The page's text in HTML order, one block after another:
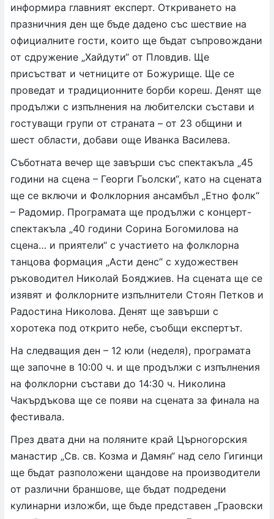
информира главният експерт. Откриването на
празничния ден ще бъде дадено със шествие на
официалните гости, които ще бъдат съпровождани
от сдружение „Хайдути“ от Пловдив. Ще
присъстват и четниците от Божурище. Ще се
проведат и традиционните борби кореш. Денят ще
продължи с изпълнения на любителски състави и
гостуващи групи от страната – от 23 общини и
шест области, добави още Иванка Василева.
Съботната вечер ще завърши със спектакъла „45
години на сцена – Георги Гьолски“, като на сцената
ще се включи и Фолклорния ансамбъл „Етно фолк“
– Радомир. Програмата ще продължи с концерт-
спектакъла „40 години Сорина Богомилова на
сцена… и приятели“ с участието на фолклорна
танцова формация „Асти денс“ с художествен
ръководител Николай Бояджиев. На сцената ще се
изявят и фолклорните изпълнители Стоян Петков и
Радостина Николова. Денят ще завърши с
хоротека под открито небе, съобщи експертът.
На следващия ден – 12 юли (неделя), програмата
ще започне в 10:00 ч. и ще продължи с изпълнения
на фолклорни състави до 14:30 ч. Николина
Чакърдъкова ще се появи на сцената за финала на
фестивала.
През двата дни на поляните край Църногорския
манастир „Св. св. Козма и Дамян“ над село Гигинци
ще бъдат разположени щандове на производители
от различни браншове, ще бъдат подредени
кулинарни изложби, ще бъде представен „Граовски